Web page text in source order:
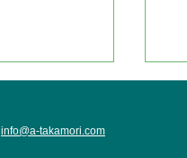
info@a-takamori.com